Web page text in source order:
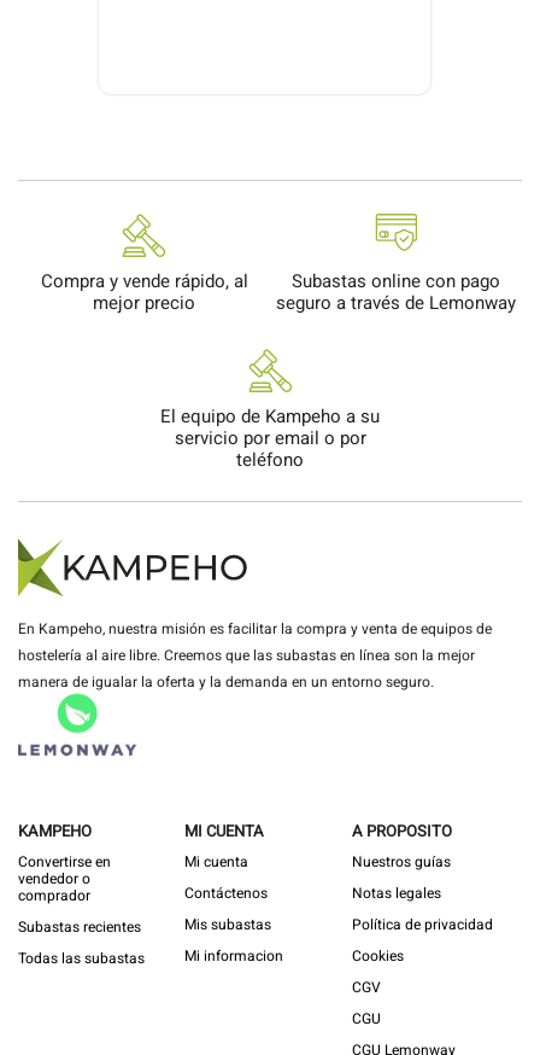
Compra y vende rápido, al
mejor precio
Subastas online con pago
seguro a través de Lemonway
El equipo de Kampeho a su
servicio por email o por
teléfono
En Kampeho, nuestra misión es facilitar la compra y venta de equipos de
hostelería al aire libre. Creemos que las subastas en línea son la mejor
manera de igualar la oferta y la demanda en un entorno seguro.
KAMPEHO
Convertirse en
vendedor o
comprador
Subastas recientes
Todas las subastas
MI CUENTA
Mi cuenta
Contáctenos
Mis subastas
Mi informacion
A PROPOSITO
Nuestros guías
Notas legales
Política de privacidad
Cookies
CGV
CGU
CGU Lemonway